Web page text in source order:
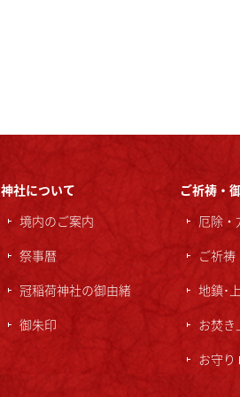
神社について
境内のご案内
祭事暦
冠稲荷神社の御由緒
御朱印
ご祈祷・
厄除・
ご祈祷
地鎮･
お焚き
お守り